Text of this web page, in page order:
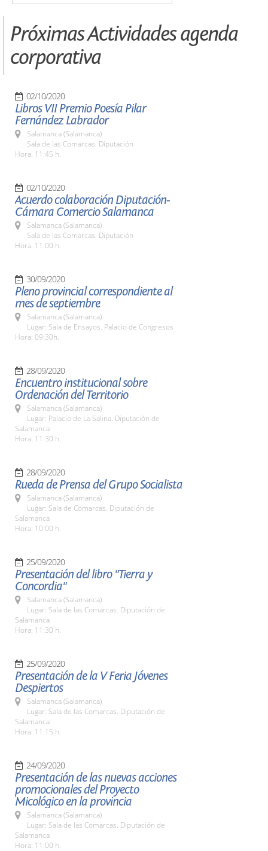
Próximas Actividades agenda
corporativa
02/10/2020
Libros VII Premio Poesía Pilar
Fernández Labrador
Salamanca (Salamanca)
Sala de las Comarcas. Diputación
Hora: 11:45 h.
02/10/2020
Acuerdo colaboración Diputación-
Cámara Comercio Salamanca
Salamanca (Salamanca)
Sala de las Comarcas. Diputación
Hora: 11:00 h.
30/09/2020
Pleno provincial correspondiente al
mes de septiembre
Salamanca (Salamanca)
Lugar: Sala de Ensayos. Palacio de Congresos
Hora: 09:30h.
28/09/2020
Encuentro institucional sobre
Ordenación del Territorio
Salamanca (Salamanca)
Lugar: Palacio de La Salina. Diputación de
Salamanca
Hora: 11:30 h.
28/09/2020
Rueda de Prensa del Grupo Socialista
Salamanca (Salamanca)
Lugar: Sala de Comarcas. Diputación de
Salamanca
Hora: 10:00 h.
25/09/2020
Presentación del libro "Tierra y
Concordia"
Salamanca (Salamanca)
Lugar: Sala de las Comarcas. Diputación de
Salamanca
Hora: 11:30 h.
25/09/2020
Presentación de la V Feria Jóvenes
Despiertos
Salamanca (Salamanca)
Lugar: Sala de las Comarcas. Diputación de
Salamanca
Hora: 11:15 h.
24/09/2020
Presentación de las nuevas acciones
promocionales del Proyecto
Micológico en la provincia
Salamanca (Salamanca)
Lugar: Sala de las Comarcas. Diputación de
Salamanca
Hora: 11:00 h.